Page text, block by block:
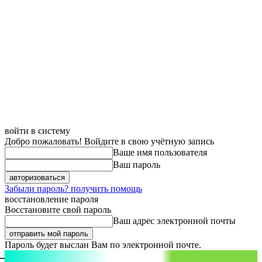
войти в систему
Добро пожаловать! Войдите в свою учётную запись
Ваше имя пользователя
Ваш пароль
Забыли пароль? получить помощь
восстановление пароля
Восстановите свой пароль
Ваш адрес электронной почты
Пароль будет выслан Вам по электронной почте.